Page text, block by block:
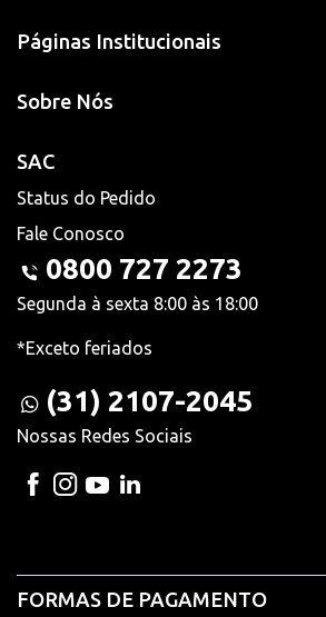
Páginas Institucionais
Sobre Nós
SAC
Status do Pedido
Fale Conosco
0800 727 2273
Segunda à sexta 8:00 às 18:00
*Exceto feriados
(31) 2107-2045
Nossas Redes Sociais
FORMAS DE PAGAMENTO